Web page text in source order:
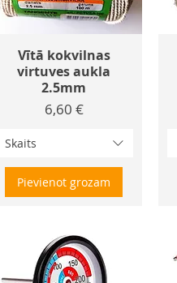
Vītā kokvilnas
virtuves aukla
2.5mm
Cena
6,60 €
Skaits
Pievienot grozam